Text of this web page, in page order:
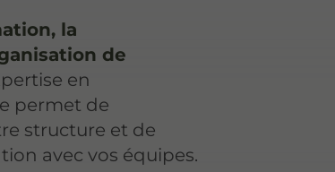
la
de
en
permet de
structure et de
avec vos équipes.